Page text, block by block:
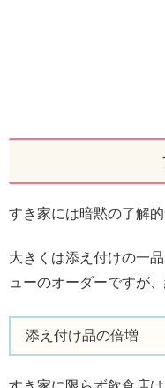
すき家には暗黙の了解
大きくは添え付けの一
ューのオーダーですが
添え付け品の倍増